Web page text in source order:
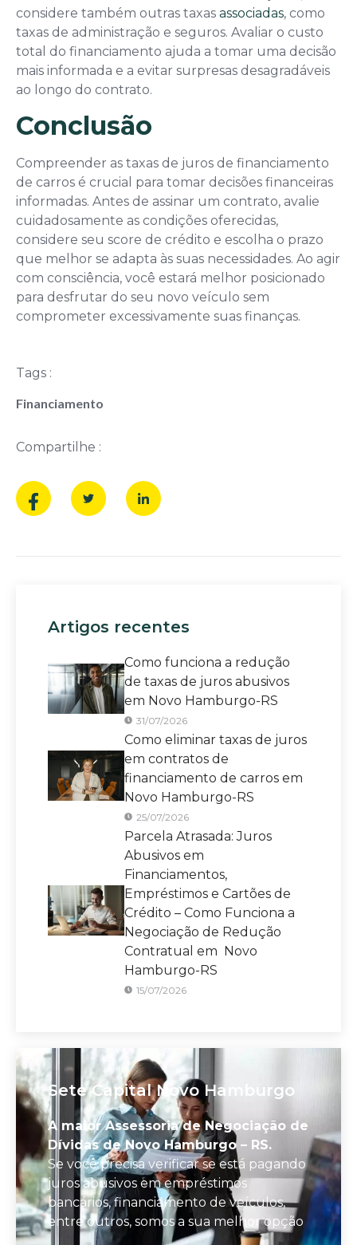
considere também outras taxas associadas, como
taxas de administração e seguros. Avaliar o custo
total do financiamento ajuda a tomar uma decisão
mais informada e a evitar surpresas desagradáveis
ao longo do contrato.
Conclusão
Compreender as taxas de juros de financiamento
de carros é crucial para tomar decisões financeiras
informadas. Antes de assinar um contrato, avalie
cuidadosamente as condições oferecidas,
considere seu score de crédito e escolha o prazo
que melhor se adapta às suas necessidades. Ao agir
com consciência, você estará melhor posicionado
para desfrutar do seu novo veículo sem
comprometer excessivamente suas finanças.
Tags :
Financiamento
Compartilhe :
Artigos recentes
Como funciona a redução
de taxas de juros abusivos
em Novo Hamburgo-RS
31/07/2026
Como eliminar taxas de juros
em contratos de
financiamento de carros em
Novo Hamburgo-RS
25/07/2026
Parcela Atrasada: Juros
Abusivos em
Financiamentos,
Empréstimos e Cartões de
Crédito – Como Funciona a
Negociação de Redução
Contratual em Novo
Hamburgo-RS
15/07/2026
Sete Capital Novo Hamburgo
A maior Assessoria de Negociação de
Dívidas de Novo Hamburgo – RS.
Se você precisa verificar se está pagando
juros abusivos em empréstimos
bancários, financiamento de veículos,
entre outros, somos a sua melhor opção